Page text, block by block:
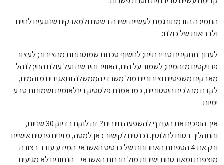
התמיכה הזו מתורגמת לעשייה ישירה בשטח ולמאבקים שנוגעים לחיים
ולבריאות של כולנו:
לערוך תחקירים סביבתיים; לחשוף סכנות שמוסתרות מהציבור; לעצור
פרויקטים מזהמים; לשמור על הים, האוויר והיבשה ועל עולם החי; לנהל
מאבקים משפטיים וציבוריים מול משרדי הממשלה ותאגידים מזהמים,
לקדם מהלכים היסטוריים, כמו אמנת פלסטיק בינלאומית ושמורות טבע
ימיות.
איך הופכים את העודף להשפעה חיובית? זה לוקח בדיוק 30 שניות,
והתהליך בטוח לחלוטין. נכנסים לקישור כאן למטה, מזינים פרטים אישיים
ורק את 4 הספרות האחרונות של כרטיס האשראי. המידע עובר בצורה
מוצפנת ומאובטחת ישירות מול חברות האשראי – הנתונים לא מגיעים